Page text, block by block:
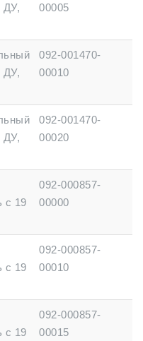
ДУ,
00005
ДУ,
092-001470-
00010
ДУ,
092-001470-
00020
с 19
092-000857-
00000
с 19
092-000857-
00010
с 19
092-000857-
00015